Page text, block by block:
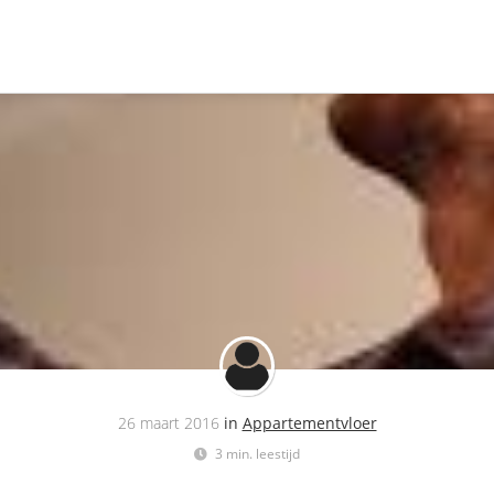
26 maart 2016 in Appartementvloer
3 min. leestijd